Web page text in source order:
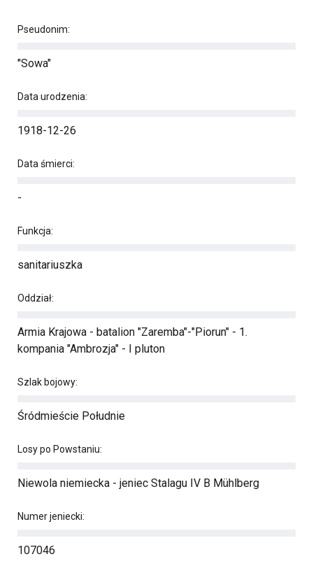
Pseudonim:
"Sowa"
Data urodzenia:
1918-12-26
Data śmierci:
-
Funkcja:
sanitariuszka
Oddział:
Armia Krajowa - batalion "Zaremba"-"Piorun" - 1.
kompania "Ambrozja" - I pluton
Szlak bojowy:
Śródmieście Południe
Losy po Powstaniu:
Niewola niemiecka - jeniec Stalagu IV B Mühlberg
Numer jeniecki:
107046